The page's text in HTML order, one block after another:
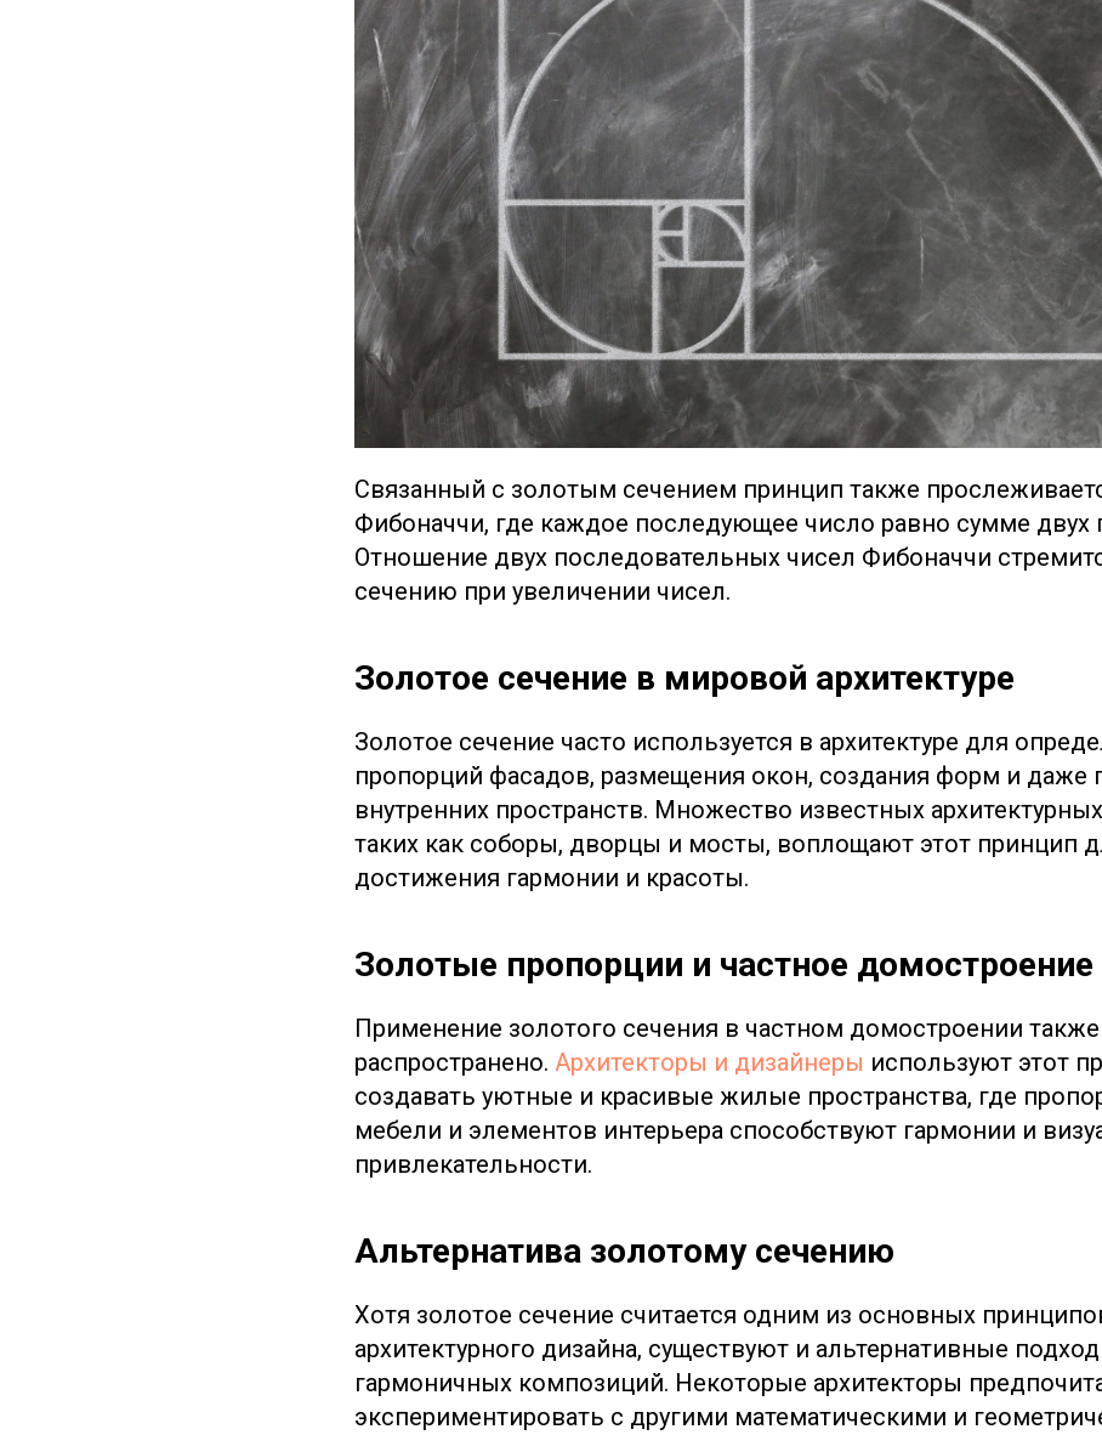
Связанный с золотым сечением принцип также
Фибоначчи, где каждое последующее число равно сумме двух
Отношение двух последовательных чисел Фибоначчи
сечению при увеличении чисел.
Золотое сечение в мировой архитектуре
Золотое сечение часто используется в архитектуре для
пропорций фасадов, размещения окон, создания форм и даже
внутренних пространств. Множество известных
таких как соборы, дворцы и мосты, воплощают этот принцип
достижения гармонии и красоты.
Золотые пропорции и частное домостроение
Применение золотого сечения в частном домостроении также
распространено. Архитекторы и дизайнеры используют этот
создавать уютные и красивые жилые пространства, где
мебели и элементов интерьера способствуют гармонии и
привлекательности.
Альтернатива золотому сечению
Хотя золотое сечение считается одним из основных
архитектурного дизайна, существуют и альтернативные
гармоничных композиций. Некоторые архитекторы
экспериментировать с другими математическими и